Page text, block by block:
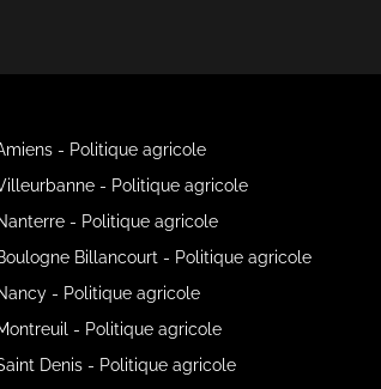
- Politique agricole
- Politique agricole
- Politique agricole
Billancourt - Politique agricole
- Politique agricole
- Politique agricole
Denis - Politique agricole